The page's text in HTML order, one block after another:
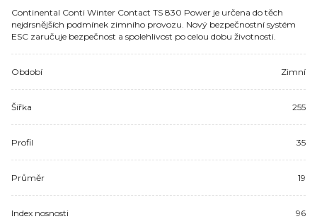
Continental Conti Winter Contact TS 830 Power je určena do těch
nejdrsnějších podmínek zimního provozu. Nový bezpečnostní systém
ESC zaručuje bezpečnost a spolehlivost po celou dobu životnosti.
Období Zimní
Šířka 255
Profil 35
Průměr 19
Index nosnosti 96